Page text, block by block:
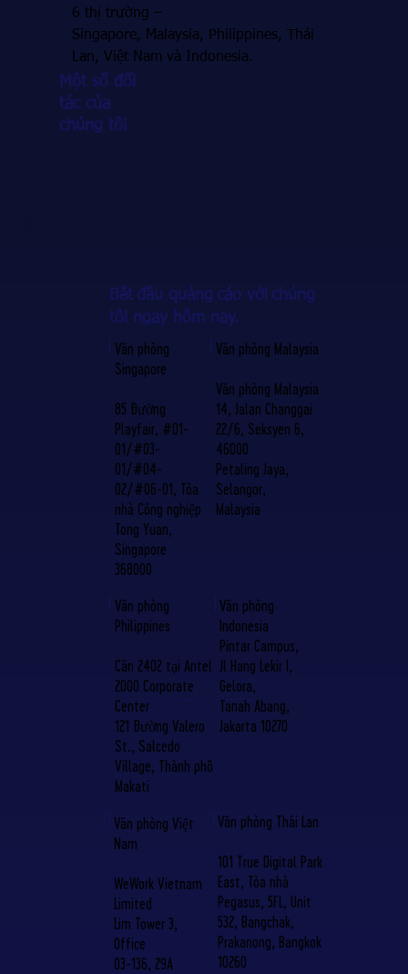
6 thị trường –
Singapore, Malaysia, Philippines, Thái
Lan, Việt Nam và Indonesia.
Một số đối
tác của
chúng tôi
Bắt đầu quảng cáo với chúng
tôi ngay hôm nay.
Văn phòng
Singapore
85 Đường
Playfair, #01-
01/#03-
01/#04-
02/#06-01, Tòa
nhà Công nghiệp
Tong Yuan,
Singapore
368000
Văn phòng Malaysia
Văn phòng Malaysia
14, Jalan Changgai
22/6, Seksyen 6,
46000
Petaling Jaya,
Selangor,
Malaysia
Văn phòng
Philippines
Căn 2402 tại Antel
2000 Corporate
Center
121 Đường Valero
St., Salcedo
Village, Thành phố
Makati
Văn phòng
Indonesia
Pintar Campus,
Jl Hang Lekir I,
Gelora,
Tanah Abang,
Jakarta 10270
Văn phòng Việt
Nam
WeWork Vietnam
Limited
Lim Tower 3,
Office
03-136, 29A
Văn phòng Thái Lan
101 True Digital Park
East, Tòa nhà
Pegasus, 5FL, Unit
532, Bangchak,
Prakanong, Bangkok
10260